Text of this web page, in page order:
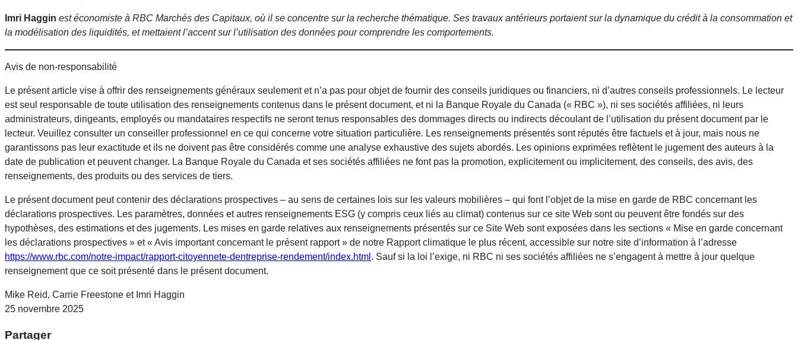
Imri Haggin est économiste à RBC Marchés des Capitaux, où il se concentre sur la recherche thématique. Ses travaux antérieurs portaient sur la dynamique du crédit à la consommation et
la modélisation des liquidités, et mettaient l’accent sur l’utilisation des données pour comprendre les comportements.
Avis de non-responsabilité
Le présent article vise à offrir des renseignements généraux seulement et n’a pas pour objet de fournir des conseils juridiques ou financiers, ni d’autres conseils professionnels. Le lecteur
est seul responsable de toute utilisation des renseignements contenus dans le présent document, et ni la Banque Royale du Canada (« RBC »), ni ses sociétés affiliées, ni leurs
administrateurs, dirigeants, employés ou mandataires respectifs ne seront tenus responsables des dommages directs ou indirects découlant de l’utilisation du présent document par le
lecteur. Veuillez consulter un conseiller professionnel en ce qui concerne votre situation particulière. Les renseignements présentés sont réputés être factuels et à jour, mais nous ne
garantissons pas leur exactitude et ils ne doivent pas être considérés comme une analyse exhaustive des sujets abordés. Les opinions exprimées reflètent le jugement des auteurs à la
date de publication et peuvent changer. La Banque Royale du Canada et ses sociétés affiliées ne font pas la promotion, explicitement ou implicitement, des conseils, des avis, des
renseignements, des produits ou des services de tiers.
Le présent document peut contenir des déclarations prospectives – au sens de certaines lois sur les valeurs mobilières – qui font l’objet de la mise en garde de RBC concernant les
déclarations prospectives. Les paramètres, données et autres renseignements ESG (y compris ceux liés au climat) contenus sur ce site Web sont ou peuvent être fondés sur des
hypothèses, des estimations et des jugements. Les mises en garde relatives aux renseignements présentés sur ce Site Web sont exposées dans les sections « Mise en garde concernant
les déclarations prospectives » et « Avis important concernant le présent rapport » de notre Rapport climatique le plus récent, accessible sur notre site d’information à l’adresse
https://www.rbc.com/notre-impact/rapport-citoyennete-dentreprise-rendement/index.html . Sauf si la loi l’exige, ni RBC ni ses sociétés affiliées ne s’engagent à mettre à jour quelque
renseignement que ce soit présenté dans le présent document.
Mike Reid, Carrie Freestone et Imri Haggin
25 novembre 2025
Partager